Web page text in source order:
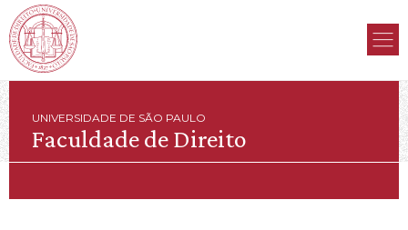
UNIVERSIDADE DE SÃO PAULO
Faculdade de Direito